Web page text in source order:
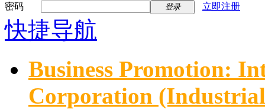
密码
登录 立即注册
快捷导航
Business Promotion:
Corporation